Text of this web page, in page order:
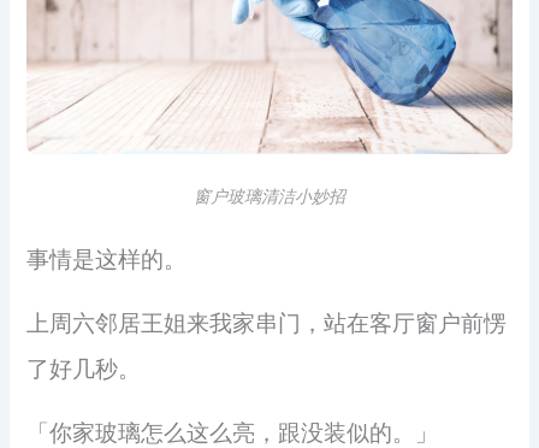
窗户玻璃清洁小妙招
事情是这样的。
上周六邻居王姐来我家串门，站在客厅窗户前愣
了好几秒。
「你家玻璃怎么这么亮，跟没装似的。」